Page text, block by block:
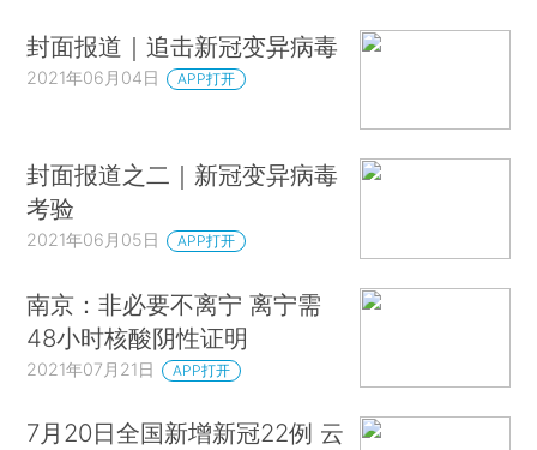
封面报道｜追击新冠变异病毒
2021年06月04日 APP打开
封面报道之二｜新冠变异病毒
考验
2021年06月05日 APP打开
南京：非必要不离宁 离宁需
48小时核酸阴性证明
2021年07月21日 APP打开
7月20日全国新增新冠22例 云